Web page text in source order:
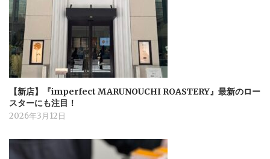
【新店】『imperfect MARUNOUCHI ROASTERY』最新のロー
スターにも注目！
2026年3月12日